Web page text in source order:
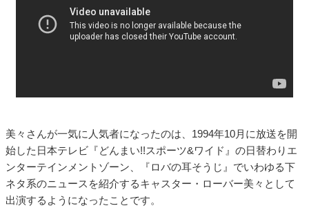
美々さんが一気に人気者になったのは、1994年10月に放送を開
始した日本テレビ『どんまい!!スポーツ&ワイド』の日替わりエ
ンターテインメントゾーン、『ロバの耳そうじ』でいわゆる下
ネタ系のニュースを紹介するキャスター・ローバー美々として
出演するようになったことです。